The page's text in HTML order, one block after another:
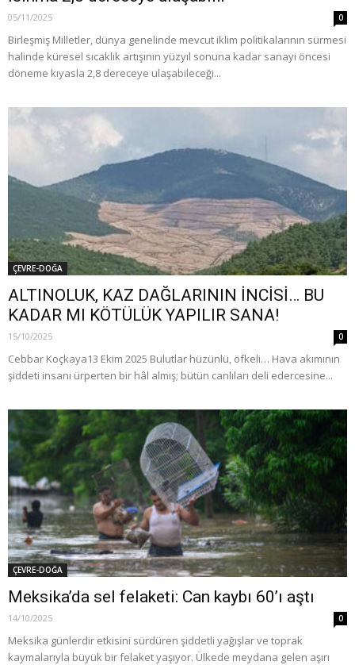
05/11/2025 0
Birleşmiş Milletler, dünya genelinde mevcut iklim politikalarının sürmesi
halinde küresel sıcaklık artışının yüzyıl sonuna kadar sanayi öncesi
döneme kıyasla 2,8 dereceye ulaşabileceği...
ÇEVRE-DOĞA
ALTINOLUK, KAZ DAĞLARININ İNCİSİ… BU
KADAR MI KÖTÜLÜK YAPILIR SANA!
15/10/2025 0
Cebbar Koçkaya13 Ekim 2025 Bulutlar hüzünlü, öfkeli… Hava akımının
şiddeti insanı ürperten bir hâl almış; bütün canlıları deli edercesine...
ÇEVRE-DOĞA
Meksika’da sel felaketi: Can kaybı 60’ı aştı
14/10/2025 0
Meksika günlerdir etkisini sürdüren şiddetli yağışlar ve toprak
kaymalarıyla büyük bir felaket yaşıyor. Ülkede meydana gelen aşırı